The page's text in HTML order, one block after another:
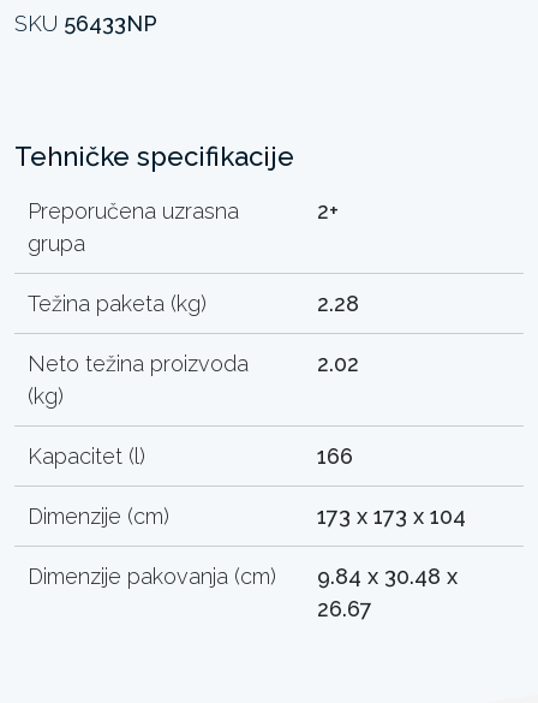
SKU 56433NP
Tehničke specifikacije
Preporučena uzrasna
grupa
2+
Težina paketa (kg) 2.28
Neto težina proizvoda
(kg)
2.02
Kapacitet (l) 166
Dimenzije (cm) 173 x 173 x 104
Dimenzije pakovanja (cm)
9.84 x 30.48 x
26.67